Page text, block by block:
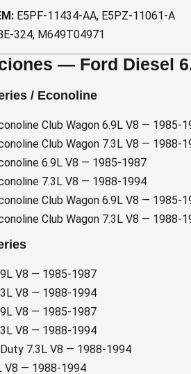
E5PF-11434-AA, E5PZ-11061-A
324, M649T04971
— Ford Diesel
/ Econoline
Club Wagon 6.9L V8 — 1985-
Club Wagon 7.3L V8 — 1988-
6.9L V8 — 1985-1987
7.3L V8 — 1988-1994
Club Wagon 6.9L V8 — 1985-
Club Wagon 7.3L V8 — 1988-
V8 — 1985-1987
V8 — 1988-1994
V8 — 1985-1987
V8 — 1988-1994
7.3L V8 — 1988-1994
V8 — 1988-1994